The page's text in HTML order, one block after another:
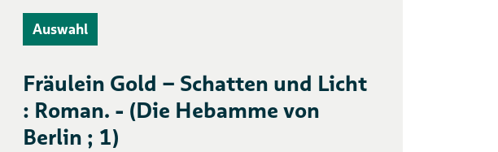
Auswahl
Fräulein Gold – Schatten und Licht
: Roman. - (Die Hebamme von
Berlin ; 1)